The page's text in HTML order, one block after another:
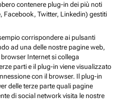
contenere plug-in dei più noti
Facebook, Twitter, Linkedin) gestiti
corrispondere ai pulsanti
ad una delle nostre pagine web,
Internet si collega
parti e il plug-in viene visualizzato
con il browser. Il plug-in
delle terze parte quali pagine
di social network visita le nostre